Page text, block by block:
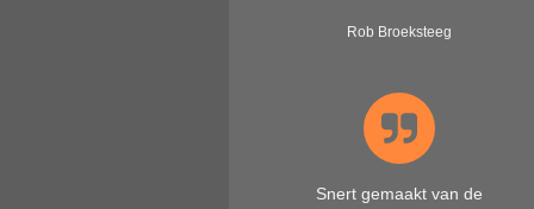
Rob Broeksteeg
Snert gemaakt van de